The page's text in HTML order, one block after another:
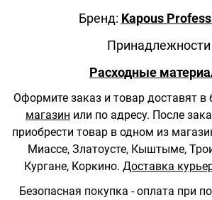
Бренд: Kapous
Принадлежности
Расходные
Оформите заказ и товар доставят
магазин или по адресу. После
приобрести товар в одном из
Миассе, Златоусте, Кыштыме,
Кургане, Коркино. Доставка
Безопасная покупка - оплата при